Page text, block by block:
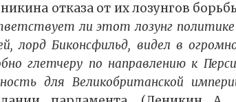
отказа от их лозунгов
ли этот лозунг
лорд Биконсфильд, видел в
глетчеру по направлению к
для Великобританской